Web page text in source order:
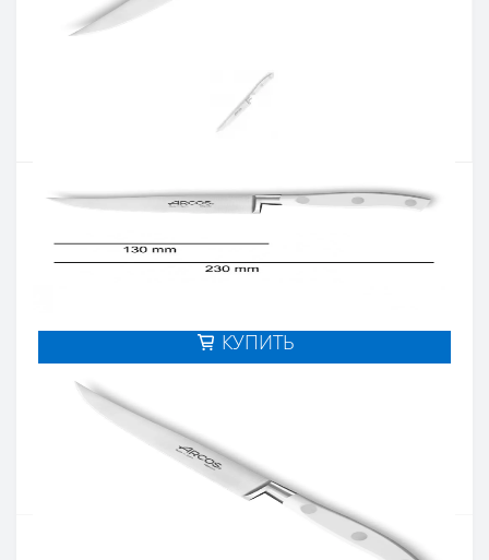
Артикул:230524
Цена 1 660 грн.
КУПИТЬ
Купить в один клик
Введите номер телефона и мы перезвоним